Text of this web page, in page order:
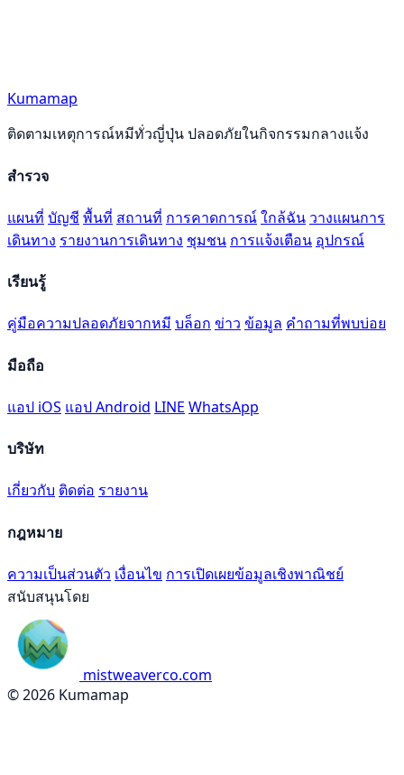
Kumamap
ติดตามเหตุการณ์หมีทั่วญี่ปุ่น ปลอดภัยในกิจกรรมกลางแจ้ง
สำรวจ
แผนที่ บัญชี พื้นที่ สถานที่ การคาดการณ์ใกล้ฉัน วางแผนการ
เดินทาง รายงานการเดินทาง ชุมชน การแจ้งเตือน อุปกรณ์
เรียนรู้
คู่มือความปลอดภัยจากหมี บล็อก ข่าว ข้อมูล คำถามที่พบบ่อย
มือถือ
แอป iOS แอป Android LINE WhatsApp
บริษัท
เกี่ยวกับ ติดต่อ รายงาน
กฎหมาย
ความเป็นส่วนตัว เงื่อนไข การเปิดเผยข้อมูลเชิงพาณิชย์
สนับสนุนโดย
mistweaverco.com
© 2026 Kumamap